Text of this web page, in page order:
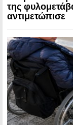
της
αντιμετώπισε